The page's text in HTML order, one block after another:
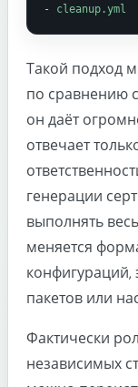
- cleanup.yml
Такой подход
по сравнению
он даёт
отвечает
генерации
выполнять
меняется
конфигураций,
пакетов или
Фактически
независимых